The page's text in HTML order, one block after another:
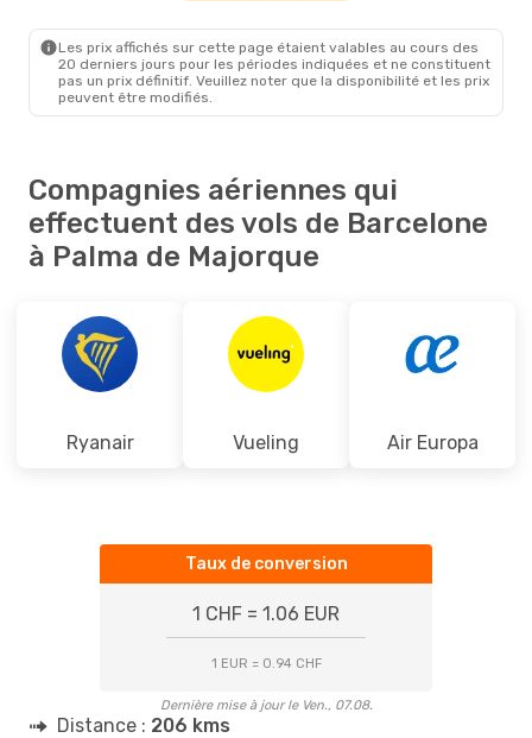
Les prix affichés sur cette page étaient valables au cours des
20 derniers jours pour les périodes indiquées et ne constituent
pas un prix définitif. Veuillez noter que la disponibilité et les prix
peuvent être modifiés.
Compagnies aériennes qui
effectuent des vols de Barcelone
à Palma de Majorque
Ryanair Vueling Air Europa
Taux de conversion
1 CHF = 1.06 EUR
1 EUR = 0.94 CHF
Dernière mise à jour le Ven., 07.08.
Distance : 206 kms